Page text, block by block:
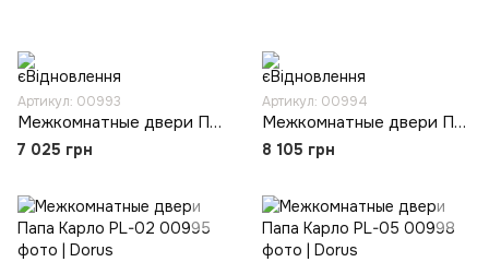
Артикул: 00993
Межкомнатные двери Папа Карло ML-64
7 025 грн
Артикул: 00994
Межкомнатные двери Папа Карло PL-01
8 105 грн